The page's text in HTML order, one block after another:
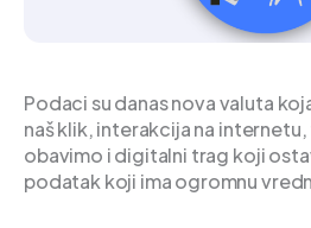
Podaci su danas nova valuta
naš klik, interakcija na
obavimo i digitalni trag koji
podatak koji ima ogromnu